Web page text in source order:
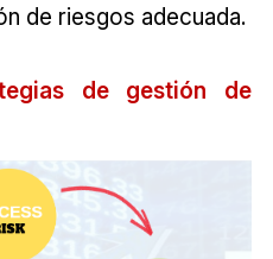
de riesgos adecuada.
de gestión de